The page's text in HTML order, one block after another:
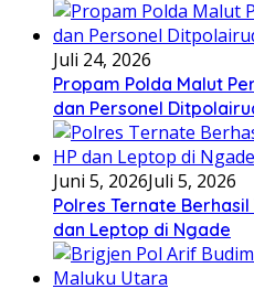
Juli 24, 2026
Propam Polda Malut
dan Personel
Juni 5, 2026Juli 5, 2026
Polres Ternate
dan Leptop di Ngade